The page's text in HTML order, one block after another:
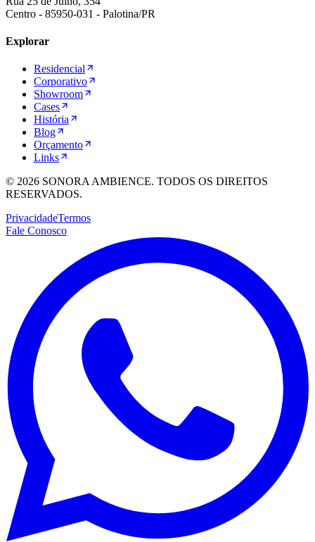
Centro - 85950-031 - Palotina/PR
Explorar
Residencial
Corporativo
Showroom
Cases
História
Blog
Orçamento
Links
© 2026 SONORA AMBIENCE. TODOS OS DIREITOS
RESERVADOS.
PrivacidadeTermos
Fale Conosco